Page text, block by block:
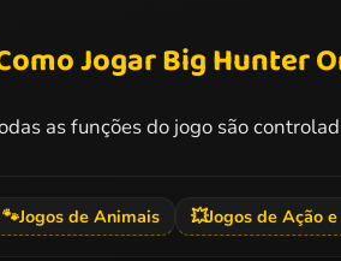
Jogar Big Hunter
as funções do jogo são
🐾Jogos de Animais 💥Jogos de Ação